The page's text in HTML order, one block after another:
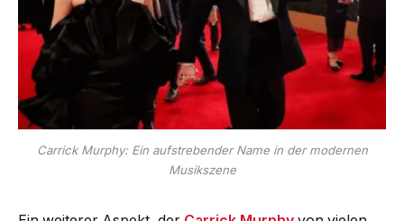
Carrick Murphy: Ein aufstrebender Name in der modernen
Musikszene